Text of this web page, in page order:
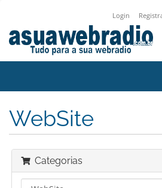
Login
WebSite
Categorias